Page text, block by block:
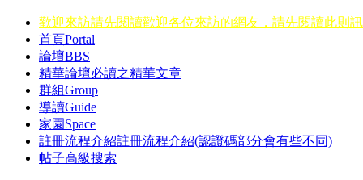
歡迎來訪請先閱讀歡迎各位來訪的網友，請先閱讀此則
首頁Portal
論壇BBS
精華論壇必讀之精華文章
群組Group
導讀Guide
家園 Space
註冊流程介紹註冊流程介紹(認證碼部分會有些不同)
帖子高級搜索